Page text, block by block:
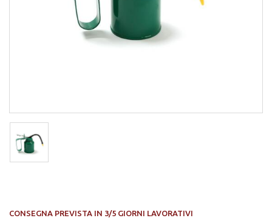
CONSEGNA PREVISTA IN 3/5 GIORNI LAVORATIVI